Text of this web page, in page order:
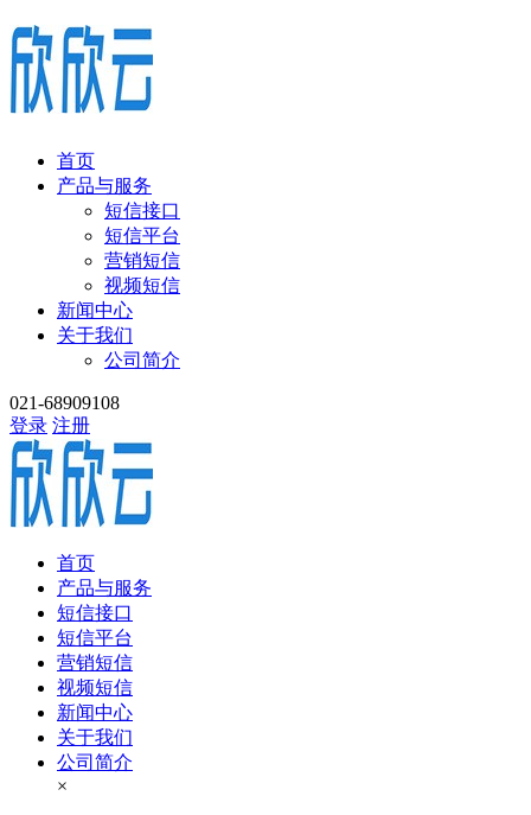
首页
产品与服务
短信接口
短信平台
营销短信
视频短信
新闻中心
关于我们
公司简介
021-68909108
登录 注册
首页
产品与服务
短信接口
短信平台
营销短信
视频短信
新闻中心
关于我们
公司简介
×